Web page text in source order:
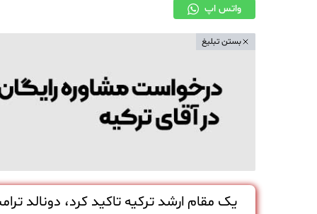
واتس اپ
بستن تبلیغ
یک مقام ارشد ترکیه تاکید کرد، دونالد